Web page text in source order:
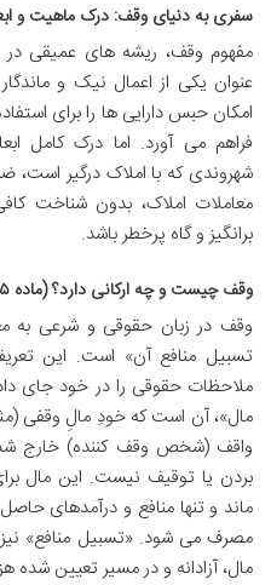
سفری به دنیای وقف: درک ماهیت و
مفهوم وقف، ریشه های عمیقی
عنوان یکی از اعمال نیک و
امکان حبس دارایی ها را برای
فراهم می آورد. اما درک کامل
شهروندی که با املاک درگیر است،
معاملات املاک، بدون شناخت
برانگیز و گاه پرخطر باشد.
وقف چیست و چه ارکانی دارد؟ (ماده ۵۵ قانون مدنی)
وقف در زبان حقوقی و شرعی
تسبیل منافع آن» است. این
ملاحظات حقوقی را در خود جای
مال»، آن است که خودِ مالِ وقفی
واقف (شخص وقف کننده) خارج
بردن یا توقیف نیست. این مال
ماند و تنها منافع و درآمدهای
مصرف می شود. «تسبیل منافع»
مال، آزادانه و در مسیر تعیین شده